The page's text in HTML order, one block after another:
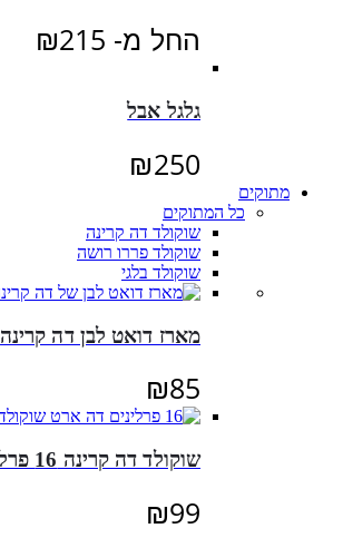
החל מ- ₪215
גלגל אבל
₪250
מתוקים
כל המתוקים
שוקולד דה קרינה
שוקולד פררו רושה
שוקולד בלגי
מארז דואט לבן דה קרינה
₪85
שוקולד דה קרינה 16 פרלינים
₪99